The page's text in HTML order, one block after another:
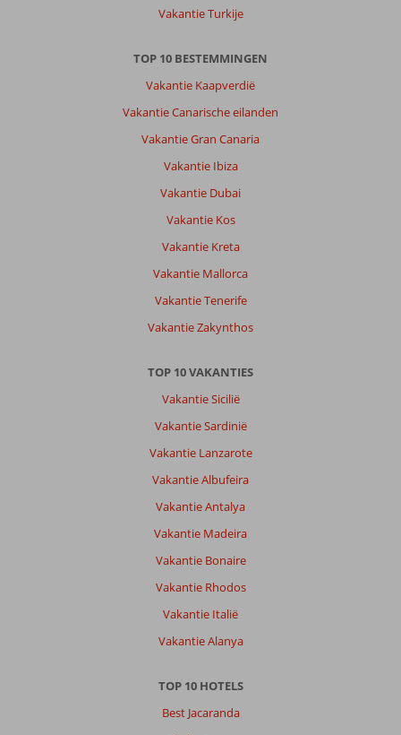
Vakantie Turkije
TOP 10 BESTEMMINGEN
Vakantie Kaapverdië
Vakantie Canarische eilanden
Vakantie Gran Canaria
Vakantie Ibiza
Vakantie Dubai
Vakantie Kos
Vakantie Kreta
Vakantie Mallorca
Vakantie Tenerife
Vakantie Zakynthos
TOP 10 VAKANTIES
Vakantie Sicilië
Vakantie Sardinië
Vakantie Lanzarote
Vakantie Albufeira
Vakantie Antalya
Vakantie Madeira
Vakantie Bonaire
Vakantie Rhodos
Vakantie Italië
Vakantie Alanya
TOP 10 HOTELS
Best Jacaranda